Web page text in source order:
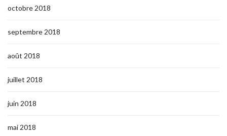
octobre 2018
septembre 2018
août 2018
juillet 2018
juin 2018
mai 2018